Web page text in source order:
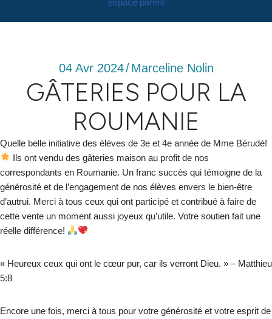
04 Avr 2024/ Marceline Nolin
GÂTERIES POUR LA
ROUMANIE
Quelle belle initiative des élèves de 3e et 4e année de Mme Bérudé!
Ils ont vendu des gâteries maison au profit de nos
correspondants en Roumanie. Un franc succès qui témoigne de la
générosité et de l’engagement de nos élèves envers le bien-être
d’autrui. Merci à tous ceux qui ont participé et contribué à faire de
cette vente un moment aussi joyeux qu’utile. Votre soutien fait une
réelle différence!
« Heureux ceux qui ont le cœur pur, car ils verront Dieu. » – Matthieu
5:8
Encore une fois, merci à tous pour votre générosité et votre esprit de